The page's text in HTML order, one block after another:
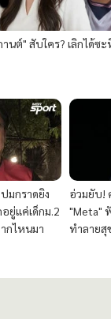
านต์" สับใคร? เลิกได้ซ
มกราดยิง
ยู่แค่เด็กม.2
กไหนมา
อ่วมยับ!
"Meta"
ทำลายสุ